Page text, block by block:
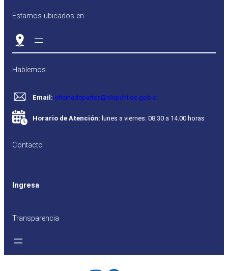
Estamos ubicados en
Hablemos
Email: oficinadepartes@slepchiloe.gob.cl
Horario de Atención: lunes a viernes: 08:30 a 14.00 horas
Contacto
Ingresa
Transparencia